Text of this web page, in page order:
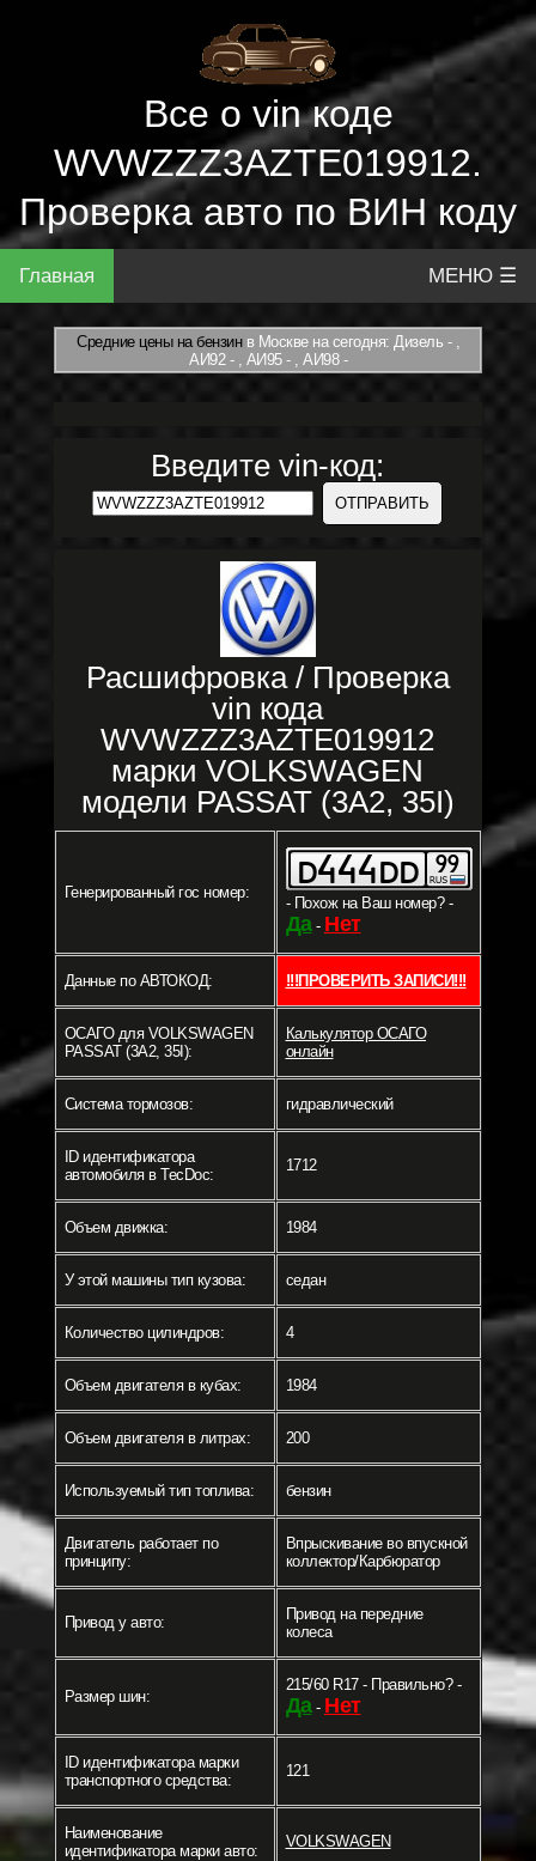
Все о vin коде
WVWZZZ3AZTE019912.
Проверка авто по ВИН коду
Главная МЕНЮ ☰
Средние цены на бензинв Москве на сегодня: Дизель - ,
АИ92 - , АИ95 - , АИ98 -
Введите vin-код:
Расшифровка / Проверка
vin кода
WVWZZZ3AZTE019912
марки VOLKSWAGEN
модели PASSAT (3A2, 35I)
Генерированный гос номер:
- Похож на Ваш номер? -
Да- Нет
Данные по АВТОКОД: !!!ПРОВЕРИТЬ ЗАПИСИ!!!
ОСАГО для VOLKSWAGEN
PASSAT (3A2, 35I):
Калькулятор ОСАГО
онлайн
Система тормозов: гидравлический
ID идентификатора
автомобиля в TecDoc:
1712
Объем движка: 1984
У этой машины тип кузова: седан
Количество цилиндров: 4
Объем двигателя в кубах: 1984
Объем двигателя в литрах: 200
Используемый тип топлива: бензин
Двигатель работает по
принципу:
Впрыскивание во впускной
коллектор/Карбюратор
Привод у авто:
Привод на передние
колеса
Размер шин:
215/60 R17 - Правильно? -
Да- Нет
ID идентификатора марки
транспортного средства:
121
Наименование
идентификатора марки авто:
VOLKSWAGEN